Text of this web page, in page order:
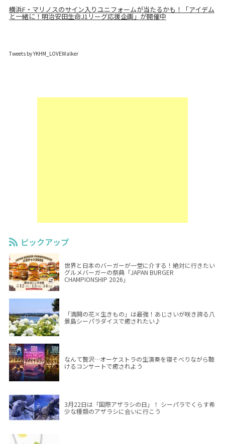
横浜F・マリノスのサイン入りユニフォームが当たるかも！「アイデム
と一緒に！明治安田生命J1リーグ応援企画」が開催中
Tweets by YKHM_LOVEWalker
ピックアップ
世界と日本のバーガーが一堂に介する！絶対に行きたい
グルメバーガーの祭典「JAPAN BURGER
CHAMPIONSHIP 2026」
「満開の花×生きもの」は最強！あじさいが咲き誇る八
景島シーパラダイスで癒されたい♪
なんて贅沢…オーケストラの生演奏を寝そべりながら聴
けるコンサートで癒されよう
3月22日は「国際アザラシの日」！ シーパラでくらす希
少な種類のアザラシに会いに行こう